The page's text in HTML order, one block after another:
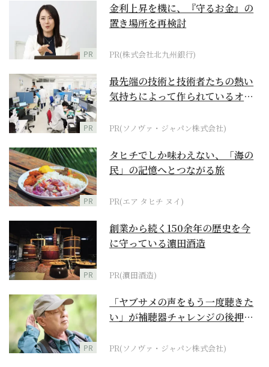
PR
金利上昇を機に、『守るお金』の
置き場所を再検討
PR(株式会社北九州銀行)
PR
最先端の技術と技術者たちの熱い
気持ちによって作られているオー
PR(ソノヴァ・ジャパン株式会社)
PR
タヒチでしか味わえない、「海の
民」の記憶へとつながる旅
PR(エア タヒチ ヌイ)
PR
創業から続く150余年の歴史を今
に守っている濵田酒造
PR(濵田酒造)
PR
「ヤブサメの声をもう一度聴きた
い」が補聴器チャレンジの後押し
PR(ソノヴァ・ジャパン株式会社)